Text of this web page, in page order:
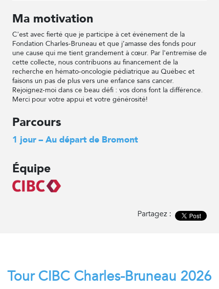
Ma motivation
C'est avec fierté que je participe à cet événement de la
Fondation Charles-Bruneau et que j’amasse des fonds pour
une cause qui me tient grandement à cœur. Par l'entremise de
cette collecte, nous contribuons au financement de la
recherche en hémato-oncologie pédiatrique au Québec et
faisons un pas de plus vers une enfance sans cancer.
Rejoignez-moi dans ce beau défi : vos dons font la différence.
Merci pour votre appui et votre générosité!
Parcours
1 jour – Au départ de Bromont
Équipe
Partagez :
Tour CIBC Charles-Bruneau 2026